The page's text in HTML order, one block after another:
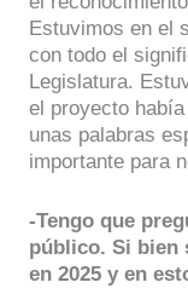
Estuvimos en el
con todo el
Legislatura.
el proyecto
unas palabras
importante para
-Tengo que
público. Si bien
en 2025 y en